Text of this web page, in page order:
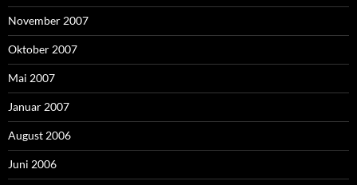
November 2007
Oktober 2007
Mai 2007
Januar 2007
August 2006
Juni 2006